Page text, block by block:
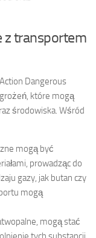
z transportem
Dangerous
które mogą
środowiska. Wśród
mogą być
prowadząc do
gazy, jak butan czy
mogą
mogą stać